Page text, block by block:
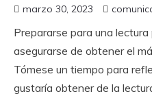
marzo 30, 2023
Prepararse para una
asegurarse de obtener el
Tómese un tiempo para
gustaría obtener de la